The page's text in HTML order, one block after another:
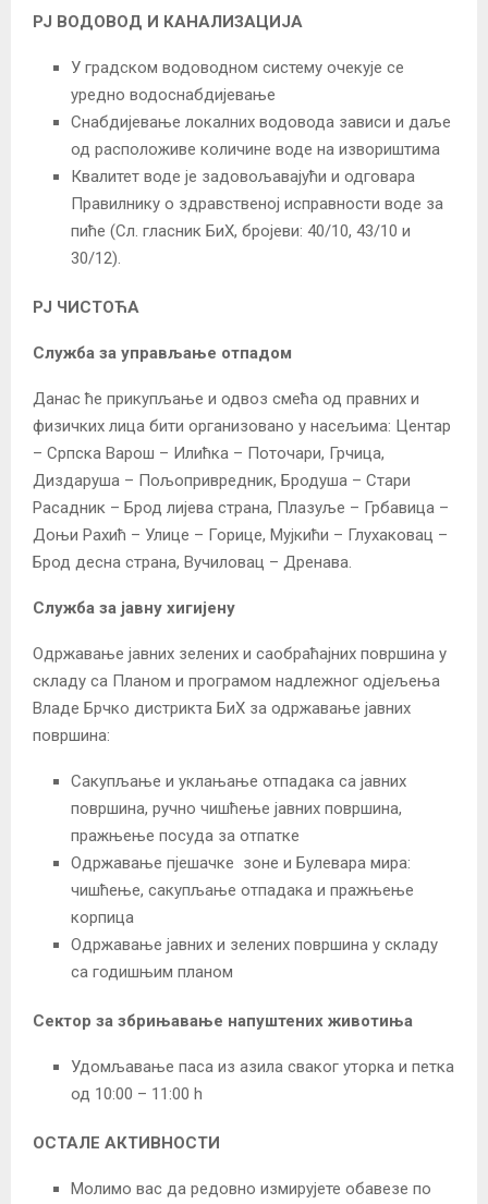
РЈ ВОДОВОД И КАНАЛИЗАЦИЈА
У градском водоводном систему очекује се
уредно водоснабдијевање
Снабдијевање локалних водовода зависи и даље
од расположиве количине воде на извориштима
Квалитет воде је задовољавајући и одговара
Правилнику о здравственој исправности воде за
пиће (Сл. гласник БиХ, бројеви: 40/10, 43/10 и
30/12).
РЈ ЧИСТОЋА
Служба за управљање отпадом
Данас ће прикупљање и одвоз смећа од правних и
физичких лица бити организовано у насељима: Центар
– Српска Варош – Илићка – Поточари, Грчица,
Диздаруша – Пољопривредник, Бродуша – Стари
Расадник – Брод лијева страна, Плазуље – Грбавица –
Доњи Рахић – Улице – Горице, Мујкићи – Глухаковац –
Брод десна страна, Вучиловац – Дренава.
Служба за јавну хигијену
Одржавање јавних зелених и саобраћајних површина у
складу са Планом и програмом надлежног одјељења
Владе Брчко дистрикта БиХ за одржавање јавних
површина:
Сакупљање и уклањање отпадака са јавних
површина, ручно чишћење јавних површина,
пражњење посуда за отпатке
Одржавање пјешачке зоне и Булевара мира:
чишћење, сакупљање отпадака и пражњење
корпица
Одржавање јавних и зелених површина у складу
са годишњим планом
Сектор за збрињавање напуштених животиња
Удомљавање паса из азила сваког уторка и петка
од 10:00 – 11:00 h
ОСТАЛЕ АКТИВНОСТИ
Молимо вас да редовно измирујете обавезе по